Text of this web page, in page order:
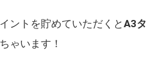
ントを貯めていただくとA3タ
ゃいます！